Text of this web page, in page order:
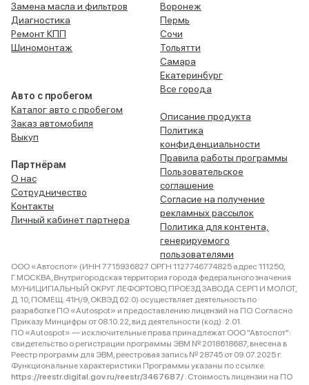
Замена масла и фильтров
Диагностика
Ремонт КПП
Шиномонтаж
Авто с пробегом
Каталог авто с пробегом
Заказ автомобиля
Выкуп
Партнёрам
О нас
Сотрудничество
Контакты
Личный кабинет партнера
Воронеж
Пермь
Сочи
Тольятти
Самара
Екатеринбург
Все города
Описание продукта
Политика
конфиденциальности
Правила работы программы
Пользовательское
соглашение
Согласие на получение
рекламных рассылок
Политика для контента,
генерируемого
пользователями
ООО «Автоспот» (ИНН 7715936827 ОРГН 1127746774825 адрес 111250,
Г.МОСКВА, Внутригородская территория города федерального значения
МУНИЦИПАЛЬНЫЙ ОКРУГ ЛЕФОРТОВО, ПРОЕЗД ЗАВОДА СЕРП И МОЛОТ,
Д. 10, ПОМЕЩ. 41Н/9, ОКВЭД 62.0) осуществляет деятельность по
разработке ПО «Autospot» и предоставлению лицензий на ПО. Согласно
Приказу Минцифры от 08.10.22, вид деятельности (код): 2.01.
ПО «Autospot» — исключительные права принадлежат ООО "Автоспот":
свидетельство о регистрации программы ЭВМ № 2018618687, внесена в
Реестр программ для ЭВМ, реестровая запись № 28745 от 09.07.2025 г.
Функциональные характеристики Программы указаны по ссылке:
https://reestr.digital.gov.ru/reestr/3467687/ . Стоимость лицензии на ПО